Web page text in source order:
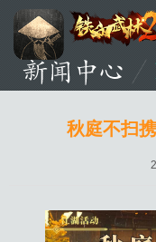
秋庭不扫
资讯